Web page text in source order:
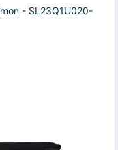
- SL23Q1U020-